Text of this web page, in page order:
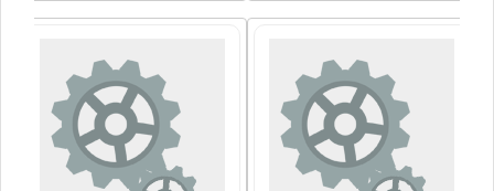
28711 руб. 235714 руб.